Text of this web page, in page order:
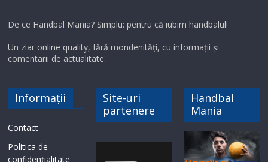
De ce Handbal Mania? Simplu: pentru că iubim handbalul!
Un ziar online quality, fără mondenități, cu informații și
comentarii de actualitate.
Informații
Contact
Politica de
confidențialitate
Site-uri
partenere
Handbal
Mania